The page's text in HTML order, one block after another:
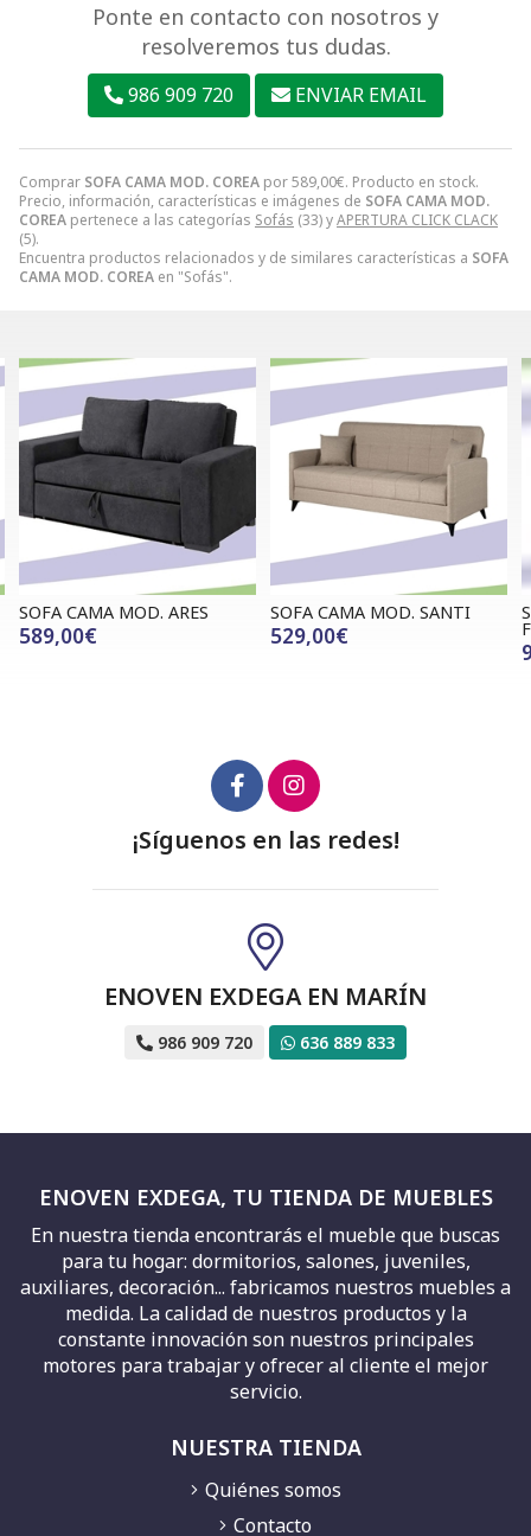
Comprar SOFA CAMA MOD. COREA por589,00€. Producto en stock.
Precio, información, características e imágenes de SOFA CAMA MOD.
COREA pertenece a las categorías Sofás (33) yAPERTURA CLICK CLACK
(5).
Encuentra productos relacionados y de similares características a SOFA
CAMA MOD. COREA en "Sofás".
Ponte en contacto con nosotros y
resolveremos tus dudas.
986 909 720 ENVIAR EMAIL
SOFA CAMA MOD. SANTI
529,00€
SOFA CHAISLONGUE MOD.
FINIS
990,00€
¡Síguenos en las redes!
ENOVEN EXDEGA EN MARÍN
986 909 720 636 889 833
ENOVEN EXDEGA, TU TIENDA DE MUEBLES
En nuestra tienda encontrarás el mueble que buscas
para tu hogar: dormitorios, salones, juveniles,
auxiliares, decoración... fabricamos nuestros muebles a
medida. La calidad de nuestros productos y la
constante innovación son nuestros principales
motores para trabajar y ofrecer al cliente el mejor
servicio.
NUESTRA TIENDA
Quiénes somos
Contacto